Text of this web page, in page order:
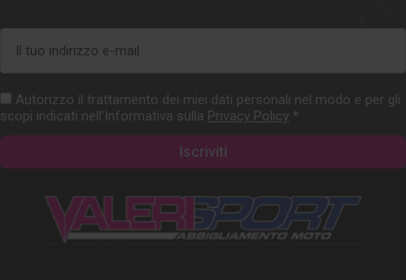
mail
Autorizzo il trattamento dei miei dati personali nel modo e per gli
scopi indicati nell'Informativa sulla Privacy Policy *